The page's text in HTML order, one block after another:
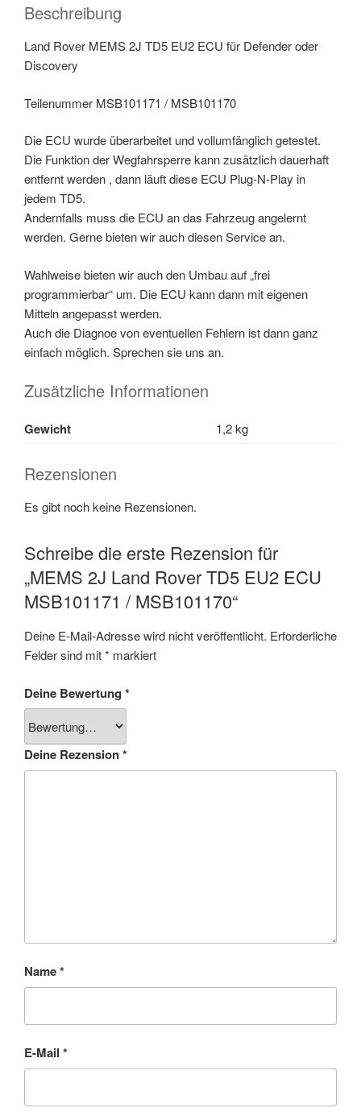
/
MSB101170
Menge
Beschreibung
Land Rover MEMS 2J TD5 EU2 ECU für Defender oder
Discovery
Teilenummer MSB101171 / MSB101170
Die ECU wurde überarbeitet und vollumfänglich getestet.
Die Funktion der Wegfahrsperre kann zusätzlich dauerhaft
entfernt werden , dann läuft diese ECU Plug-N-Play in
jedem TD5.
Andernfalls muss die ECU an das Fahrzeug angelernt
werden. Gerne bieten wir auch diesen Service an.
Wahlweise bieten wir auch den Umbau auf „frei
programmierbar“ um. Die ECU kann dann mit eigenen
Mitteln angepasst werden.
Auch die Diagnoe von eventuellen Fehlern ist dann ganz
einfach möglich. Sprechen sie uns an.
Zusätzliche Informationen
Gewicht 1,2 kg
Rezensionen
Es gibt noch keine Rezensionen.
Schreibe die erste Rezension für
„MEMS 2J Land Rover TD5 EU2 ECU
MSB101171 / MSB101170“
Deine E-Mail-Adresse wird nicht veröffentlicht. Erforderliche
Felder sind mit* markiert
Deine Bewertung *
Deine Rezension*
Name*
E-Mail *